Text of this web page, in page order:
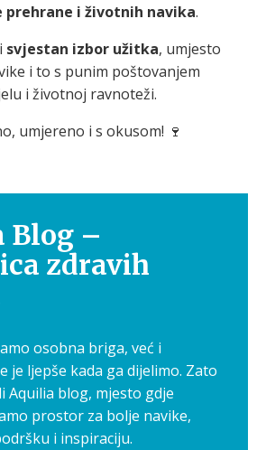
prehrane i životnih navika.
svjestan izbor užitka, umjesto
i to s punim poštovanjem
i životnoj ravnoteži.
umjereno i s okusom! 🍷
Blog –
zdravih
osobna briga, već i
je ljepše kada ga dijelimo. Zato
Aquilia blog, mjesto gdje
prostor za bolje navike,
i inspiraciju.